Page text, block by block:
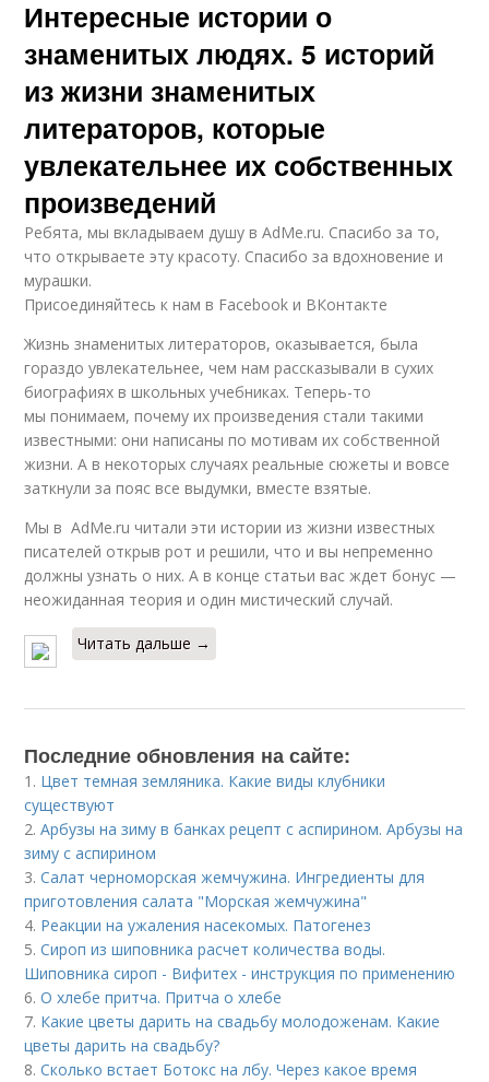
Интересные истории о
знаменитых людях. 5 историй
из жизни знаменитых
литераторов, которые
увлекательнее их собственных
произведений
Ребята, мы вкладываем душу в AdMe.ru. Cпасибо за то,
что открываете эту красоту. Спасибо за вдохновение и
мурашки.
Присоединяйтесь к нам в Facebook и ВКонтакте
Жизнь знаменитых литераторов, оказывается, была
гораздо увлекательнее, чем нам рассказывали в сухих
биографиях в школьных учебниках. Теперь-то
мы понимаем, почему их произведения стали такими
известными: они написаны по мотивам их собственной
жизни. А в некоторых случаях реальные сюжеты и вовсе
заткнули за пояс все выдумки, вместе взятые.
Мы в AdMe.ru читали эти истории из жизни известных
писателей открыв рот и решили, что и вы непременно
должны узнать о них. А в конце статьи вас ждет бонус —
неожиданная теория и один мистический случай.
Читать дальше →
Последние обновления на сайте:
1. Цвет темная земляника. Какие виды клубники
существуют
2.Арбузы на зиму в банках рецепт с аспирином. Арбузы на
зиму с аспирином
3.Салат черноморская жемчужина. Ингредиенты для
приготовления салата "Морская жемчужина"
4. Реакции на ужаления насекомых. Патогенез
5.Сироп из шиповника расчет количества воды.
Шиповника сироп - Вифитех - инструкция по применению
6.О хлебе притча. Притча о хлебе
7. Какие цветы дарить на свадьбу молодоженам. Какие
цветы дарить на свадьбу?
8.Сколько встает Ботокс на лбу. Через какое время